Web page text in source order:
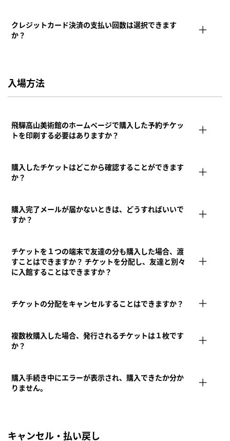
クレジットカード決済の支払い回数は選択できます
か？
入場方法
飛驒高山美術館のホームページで購入した予約チケッ
トを印刷する必要はありますか？
購⼊したチケットはどこから確認することができます
か？
購⼊完了メールが届かないときは、どうすればいいで
すか？
チケットを１つの端末で友達の分も購入した場合、渡
すことはできますか？ チケットを分配し、友達と別々
に入館することはできますか？
チケットの分配をキャンセルすることはできますか？
複数枚購入した場合、発行されるチケットは１枚です
か？
購入手続き中にエラーが表示され、購入できたか分か
りません。
キャンセル・払い戻し